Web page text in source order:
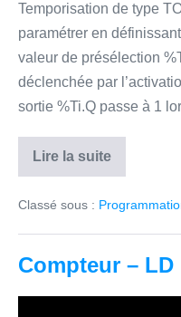
Temporisation de type
paramétrer en
valeur de présélection
déclenchée par
sortie %Ti.Q passe à 1
Lire la suite
Temporisation
–
Classé sous :
Compteur – LD